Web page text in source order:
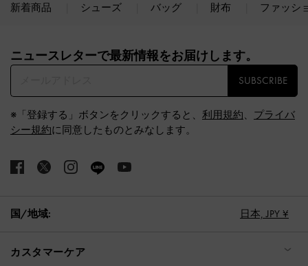
新着商品 シューズ バッグ 財布 ファッシ
ニュースレターで最新情報をお届けします。​
SUBSCRIBE
※「登録する」ボタンをクリックすると、 利用規約、 プライバ
シー規約に同意したものとみなします。
国/地域: 日本, JPY ¥
カスタマーケア